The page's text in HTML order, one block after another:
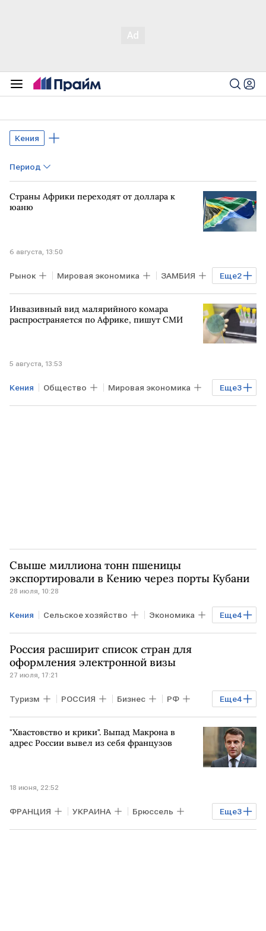
Кения
Период
Страны Африки переходят от доллара к
юаню
6 августа, 13:50
Еще2
Рынок Мировая экономика ЗАМБИЯ
КИТАЙ ЕГИПЕТ
Инвазивный вид малярийного комара
распространяется по Африке, пишут СМИ
5 августа, 13:53
Еще3
Кения Общество Мировая экономика
АФРИКА ГАНА New York Times
Свыше миллиона тонн пшеницы
экспортировали в Кению через порты Кубани
28 июля, 10:28
Еще4
Кения Сельское хозяйство Экономика
Бизнес Краснодарский край
КАВКАЗ FESCO
Россия расширит список стран для
оформления электронной визы
27 июля, 17:21
Еще4
Туризм РОССИЯ Бизнес РФ
ЭФИОПИЯ ТАНЗАНИЯ МИД РФ
МИД
"Хвастовство и крики". Выпад Макрона в
адрес России вывел из себя французов
18 июня, 22:52
Еще3
ФРАНЦИЯ УКРАИНА Брюссель
Эммануэль Макрон